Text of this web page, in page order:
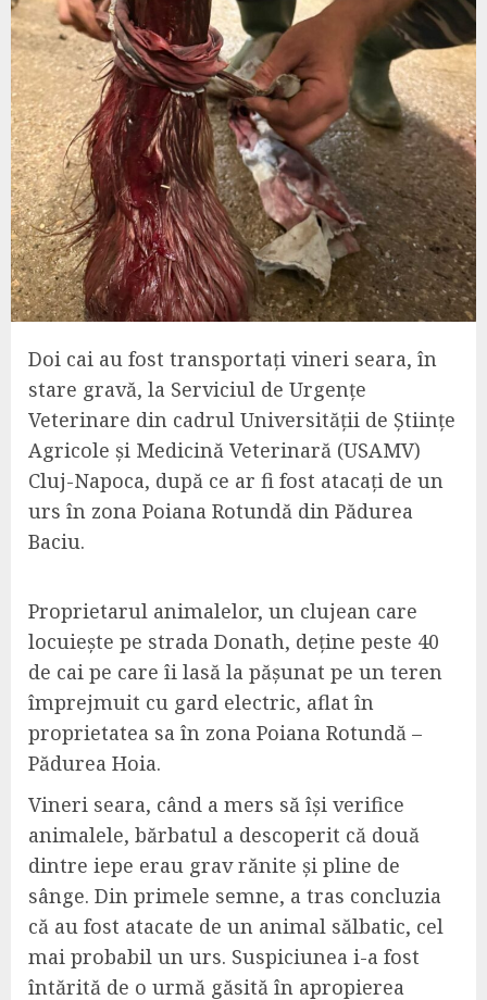
Doi cai au fost transportați vineri seara, în
stare gravă, la Serviciul de Urgențe
Veterinare din cadrul Universității de Științe
Agricole și Medicină Veterinară (USAMV)
Cluj-Napoca, după ce ar fi fost atacați de un
urs în zona Poiana Rotundă din Pădurea
Baciu.
Proprietarul animalelor, un clujean care
locuiește pe strada Donath, deține peste 40
de cai pe care îi lasă la pășunat pe un teren
împrejmuit cu gard electric, aflat în
proprietatea sa în zona Poiana Rotundă –
Pădurea Hoia.
Vineri seara, când a mers să își verifice
animalele, bărbatul a descoperit că două
dintre iepe erau grav rănite și pline de
sânge. Din primele semne, a tras concluzia
că au fost atacate de un animal sălbatic, cel
mai probabil un urs. Suspiciunea i-a fost
întărită de o urmă găsită în apropierea